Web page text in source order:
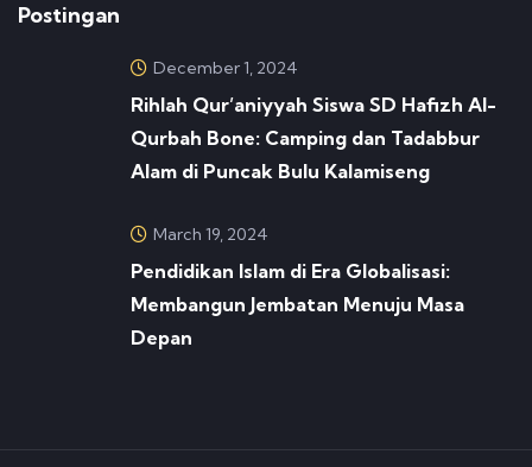
Postingan
December 1, 2024
Rihlah Qur’aniyyah Siswa SD Hafizh Al-
Qurbah Bone: Camping dan Tadabbur
Alam di Puncak Bulu Kalamiseng
March 19, 2024
Pendidikan Islam di Era Globalisasi:
Membangun Jembatan Menuju Masa
Depan